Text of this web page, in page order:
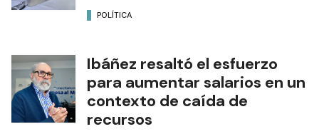
POLÍTICA
Ibáñez resaltó el esfuerzo
para aumentar salarios en un
contexto de caída de
recursos